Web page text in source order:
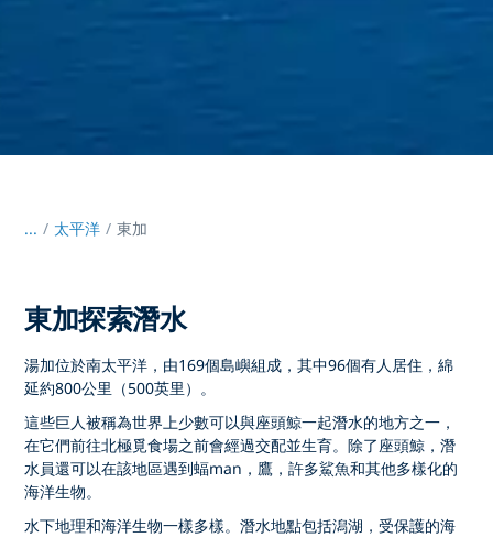
... / 太平洋 東加
東加探索潛水
湯加位於南太平洋，由169個島嶼組成，其中96個有人居住，綿
延約800公里（500英里）。
這些巨人被稱為世界上少數可以與座頭鯨一起潛水的地方之一，
在它們前往北極覓食場之前會經過交配並生育。除了座頭鯨，潛
水員還可以在該地區遇到蝠man，鷹，許多鯊魚和其他多樣化的
海洋生物。
水下地理和海洋生物一樣多樣。潛水地點包括潟湖，受保護的海